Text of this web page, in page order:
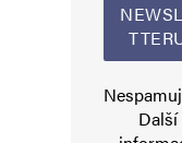
Další